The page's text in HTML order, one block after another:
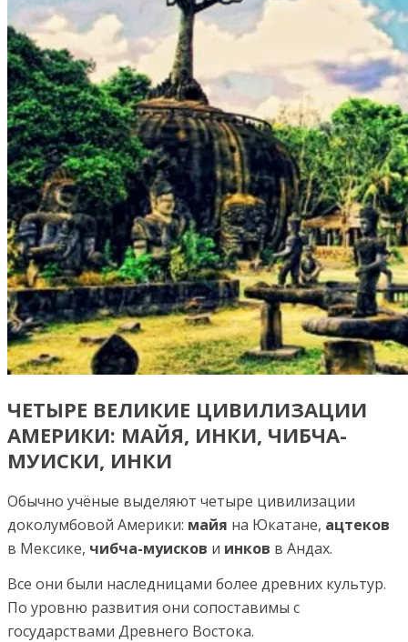
ЧЕТЫРЕ ВЕЛИКИЕ ЦИВИЛИЗАЦИИ
АМЕРИКИ: МАЙЯ, ИНКИ, ЧИБЧА-
МУИСКИ, ИНКИ
Обычно учёные выделяют четыре цивилизации
доколумбовой Америки: майя на Юкатане, ацтеков
в Мексике, чибча-муисков и инков в Андах.
Все они были наследницами более древних культур.
По уровню развития они сопоставимы с
государствами Древнего Востока.